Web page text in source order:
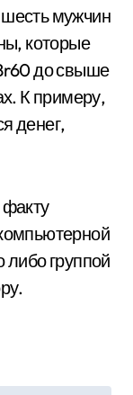
мужчин
которые
до свыше
К примеру,
денег,
группой